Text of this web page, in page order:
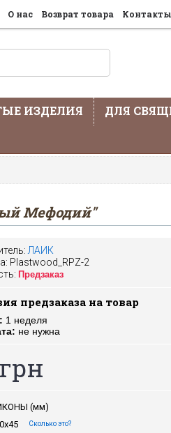
О нас Возврат товара Контакты
ИЗДЕЛИЯ
ДЛЯ
сайте представлена не вся
Мефодий"
ЛАИК
Plastwood_RPZ-2
Предзаказ
предзаказа на товар
1 неделя
не нужна
(мм)
Сколько это?